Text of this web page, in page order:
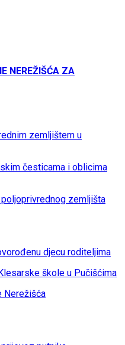
NEREŽIŠĆA ZA
zemljištem u
česticama i oblicima
zemljišta
djecu roditeljima
škole u Pučišćima
Nerežišća